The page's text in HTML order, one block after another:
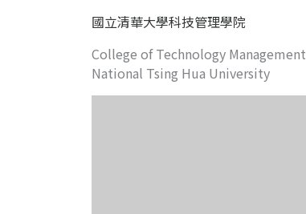
國立清華大學科技管理學院
College of Technology Management
National Tsing Hua University